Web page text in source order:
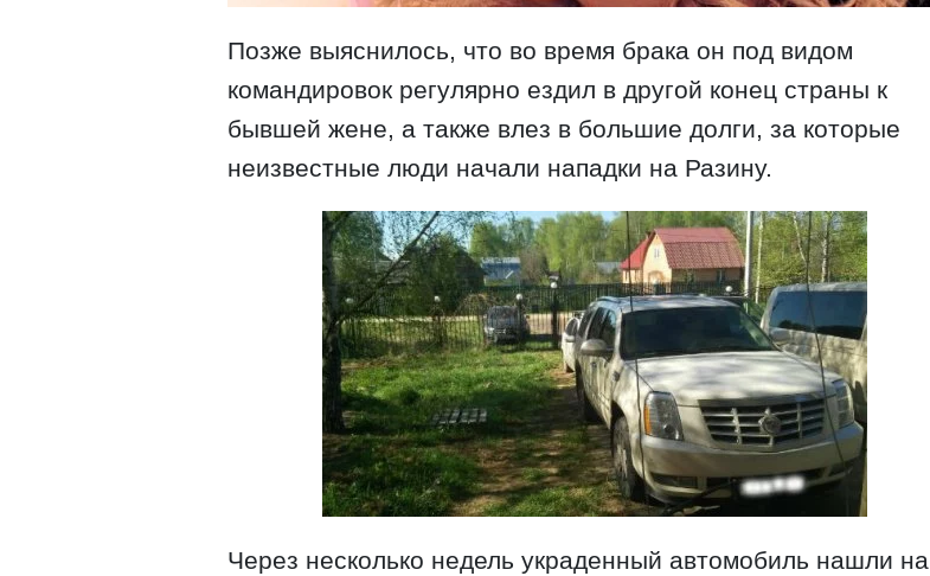
Позже выяснилось, что во время брака он под видом
командировок регулярно ездил в другой конец страны к
бывшей жене, а также влез в большие долги, за которые
неизвестные люди начали нападки на Разину.
Через несколько недель украденный автомобиль нашли на